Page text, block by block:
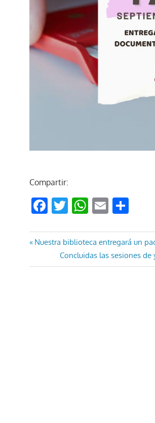
Compartir:
Facebook
Twitter
WhatsApp
Email
Navegación
de
Entrada
anterior:
Nuestra biblioteca entregará un
Entrada
siguiente:
Concluidas las sesiones